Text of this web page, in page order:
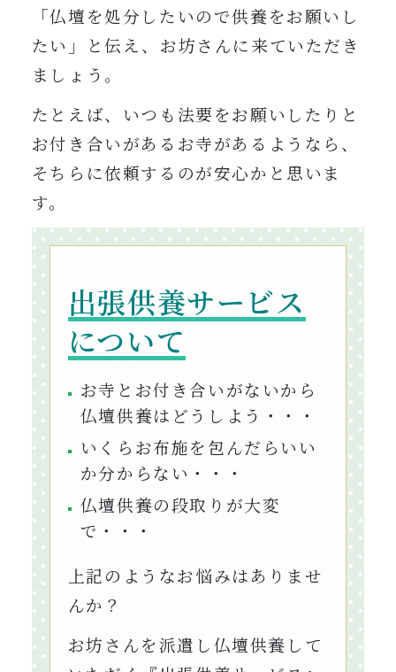
「仏壇を処分したいので供養をお願いし
たい」と伝え、お坊さんに来ていただき
ましょう。
たとえば、いつも法要をお願いしたりと
お付き合いがあるお寺があるようなら、
そちらに依頼するのが安心かと思いま
す。
出張供養サービス
について
お寺とお付き合いがないから
仏壇供養はどうしよう・・・
いくらお布施を包んだらいい
か分からない・・・
仏壇供養の段取りが大変
で・・・
上記のようなお悩みはありませ
んか？
お坊さんを派遣し仏壇供養して